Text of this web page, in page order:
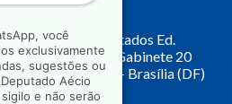
Câmara dos Deputados Ed.
Principal, Ala C – Gabinete 20
CEP: 70.160-900 – Brasília (DF)
você
exclusivamente
sugestões ou
Aécio
e não serão